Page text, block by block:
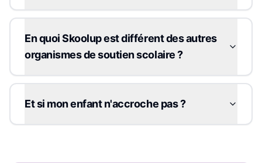
En quoi Skoolup est différent des autres
organismes de soutien scolaire ?
Et si mon enfant n'accroche pas ?